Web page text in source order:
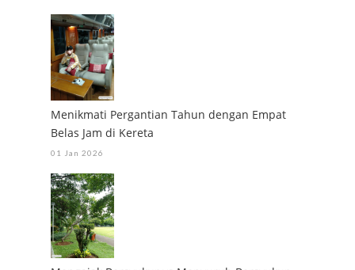
Menikmati Pergantian Tahun dengan Empat
Belas Jam di Kereta
01 Jan 2026